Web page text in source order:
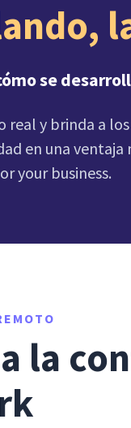
se
y brinda a
en una ventaja
your business.
la